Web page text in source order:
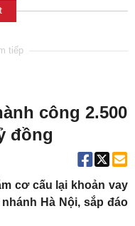
công 2.500
đồng
cơ cấu lại khoản vay
Hà Nội, sắp đáo